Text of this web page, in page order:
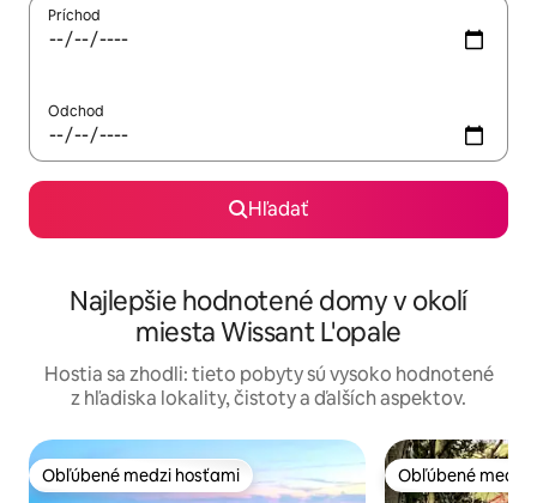
Príchod
Odchod
Hľadať
Najlepšie hodnotené domy v okolí
miesta Wissant L'opale
Hostia sa zhodli: tieto pobyty sú vysoko hodnotené
z hľadiska lokality, čistoty a ďalších aspektov.
Obľúbené medzi hosťami
Obľúbené medzi hosťami Obľúbené medzi
Obľúbené medzi